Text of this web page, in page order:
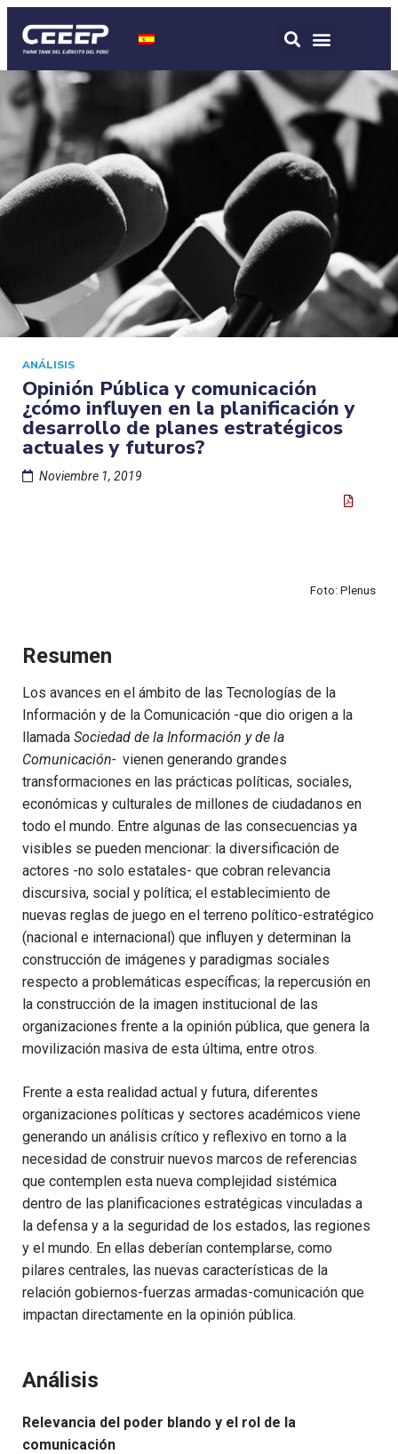
ANÁLISIS
Opinión Pública y comunicación
¿cómo influyen en la planificación y
desarrollo de planes estratégicos
actuales y futuros?
Noviembre 1, 2019
Foto: Plenus
Resumen
Los avances en el ámbito de las Tecnologías de la
Información y de la Comunicación -que dio origen a la
llamada Sociedad de la Información y de la
Comunicación- vienen generando grandes
transformaciones en las prácticas políticas, sociales,
económicas y culturales de millones de ciudadanos en
todo el mundo. Entre algunas de las consecuencias ya
visibles se pueden mencionar: la diversificación de
actores -no solo estatales- que cobran relevancia
discursiva, social y política; el establecimiento de
nuevas reglas de juego en el terreno político-estratégico
(nacional e internacional) que influyen y deter­minan la
construcción de imágenes y paradigmas sociales
respecto a problemáticas específicas; la repercusión en
la construcción de la imagen institucional de las
organizaciones frente a la opinión pú­blica, que genera la
movilización masiva de esta última, entre otros.
Frente a esta realidad actual y futura, diferentes
organizaciones políticas y sectores académicos viene
generando un análisis crítico y reflexivo en torno a la
necesidad de construir nuevos marcos de referencias
que contemplen esta nueva complejidad sistémica
dentro de las planificaciones estratégicas vinculadas a
la defensa y a la seguridad de los estados, las regiones
y el mundo. En ellas deberían contemplarse, como
pilares centrales, las nuevas características de la
relación gobiernos-fuerzas armadas-comunicación que
impactan directamente en la opinión pública.
Análisis
Relevancia del poder blando y el rol de la
comunicación